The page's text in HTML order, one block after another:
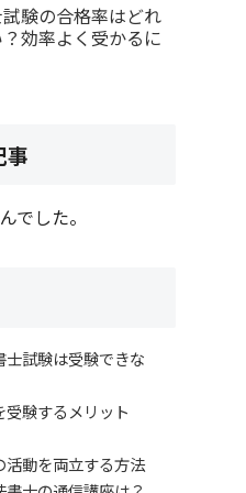
験の合格率はどれ
？効率よく受かるに
事
でした。
試験は受験できな
験するメリット
活動を両立する方法